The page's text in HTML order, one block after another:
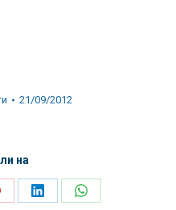
21/09/2012
на
Share
Share